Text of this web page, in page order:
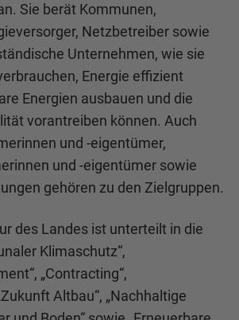
Sie berät Kommunen,
Netzbetreiber sowie
Unternehmen, wie sie
Energie effizient
Energien ausbauen und die
vorantreiben können. Auch
und -eigentümer,
und -eigentümer sowie
gehören zu den Zielgruppen.
des Landes ist unterteilt in die
Klimaschutz“,
„Contracting“,
Altbau“, „Nachhaltige